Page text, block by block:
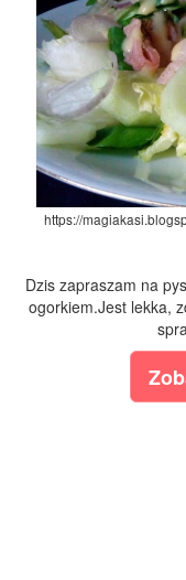
https://
Dzis zapraszam na
ogorkiem.Jest lekka,